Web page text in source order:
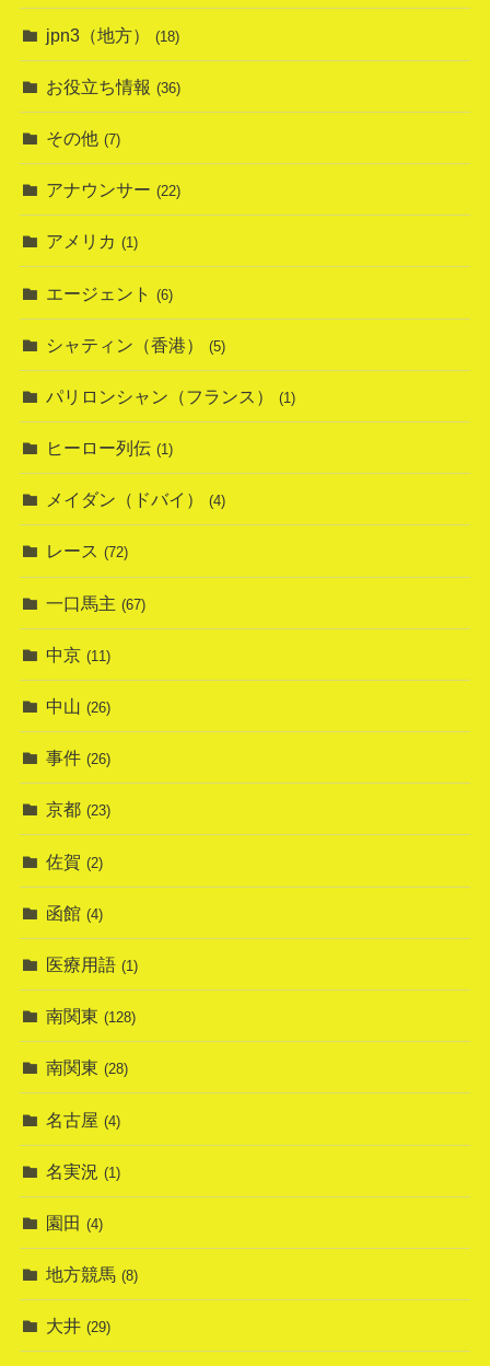
jpn3（地方） (18)
お役立ち情報 (36)
その他 (7)
アナウンサー (22)
アメリカ (1)
エージェント (6)
シャティン（香港） (5)
パリロンシャン（フランス） (1)
ヒーロー列伝 (1)
メイダン（ドバイ） (4)
レース (72)
一口馬主 (67)
中京 (11)
中山 (26)
事件 (26)
京都 (23)
佐賀 (2)
函館 (4)
医療用語 (1)
南関東 (128)
南関東 (28)
名古屋 (4)
名実況 (1)
園田 (4)
地方競馬 (8)
大井 (29)